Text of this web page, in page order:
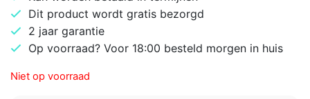
Dit product wordt gratis bezorgd
2 jaar garantie
Op voorraad? Voor 18:00 besteld morgen in huis
Niet op voorraad